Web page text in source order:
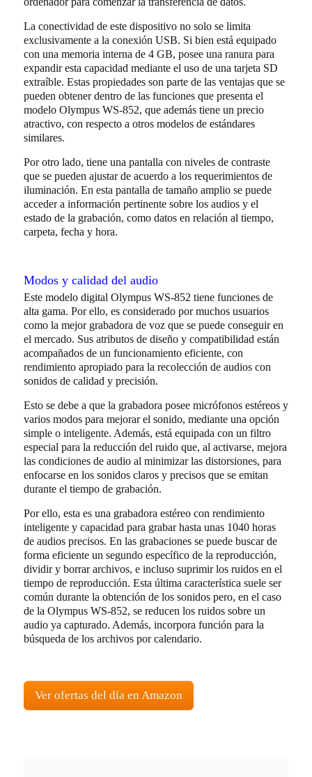
La conectividad de este dispositivo no solo se limita
exclusivamente a la conexión USB. Si bien está equipado
con una memoria interna de 4 GB, posee una ranura para
expandir esta capacidad mediante el uso de una tarjeta SD
extraíble. Estas propiedades son parte de las ventajas que se
pueden obtener dentro de las funciones que presenta el
modelo Olympus WS-852, que además tiene un precio
atractivo, con respecto a otros modelos de estándares
similares.
Por otro lado, tiene una pantalla con niveles de contraste
que se pueden ajustar de acuerdo a los requerimientos de
iluminación. En esta pantalla de tamaño amplio se puede
acceder a información pertinente sobre los audios y el
estado de la grabación, como datos en relación al tiempo,
carpeta, fecha y hora.
Modos y calidad del audio
Este modelo digital Olympus WS-852 tiene funciones de
alta gama. Por ello, es considerado por muchos usuarios
como la mejor grabadora de voz que se puede conseguir en
el mercado. Sus atributos de diseño y compatibilidad están
acompañados de un funcionamiento eficiente, con
rendimiento apropiado para la recolección de audios con
sonidos de calidad y precisión.
Esto se debe a que la grabadora posee micrófonos estéreos y
varios modos para mejorar el sonido, mediante una opción
simple o inteligente. Además, está equipada con un filtro
especial para la reducción del ruido que, al activarse, mejora
las condiciones de audio al minimizar las distorsiones, para
enfocarse en los sonidos claros y precisos que se emitan
durante el tiempo de grabación.
Por ello, esta es una grabadora estéreo con rendimiento
inteligente y capacidad para grabar hasta unas 1040 horas
de audios precisos. En las grabaciones se puede buscar de
forma eficiente un segundo específico de la reproducción,
dividir y borrar archivos, e incluso suprimir los ruidos en el
tiempo de reproducción. Esta última característica suele ser
común durante la obtención de los sonidos pero, en el caso
de la Olympus WS-852, se reducen los ruidos sobre un
audio ya capturado. Además, incorpora función para la
búsqueda de los archivos por calendario.
Ver ofertas del día en Amazon